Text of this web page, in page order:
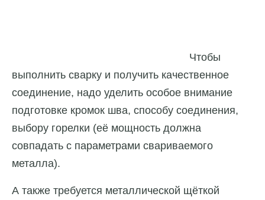
Чтобы
выполнить сварку и получить качественное
соединение, надо уделить особое внимание
подготовке кромок шва, способу соединения,
выбору горелки (её мощность должна
совпадать с параметрами свариваемого
металла).
А также требуется металлической щёткой